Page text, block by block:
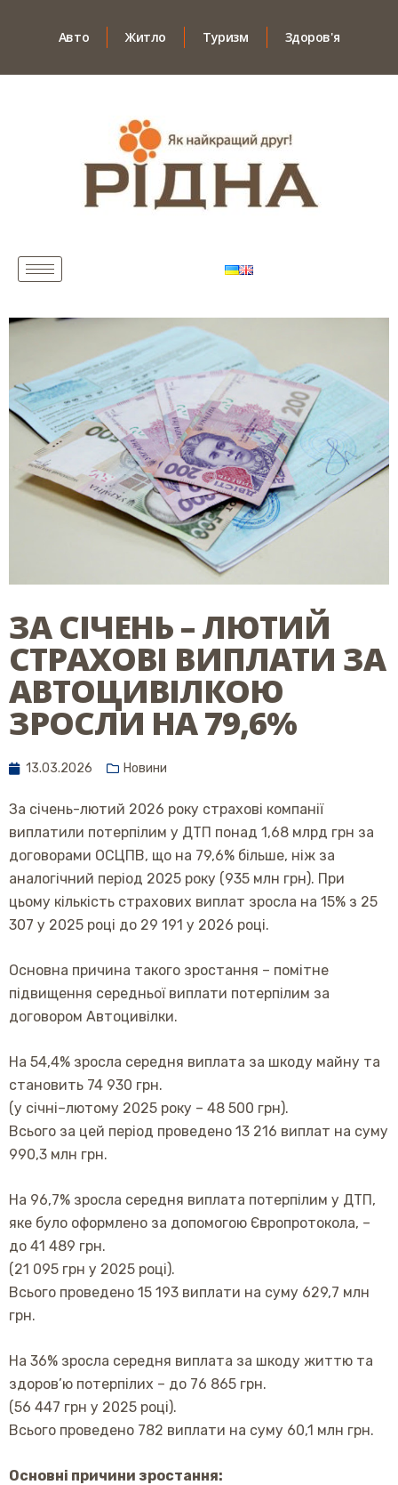
Авто Житло Туризм Здоров'я
ЗА СІЧЕНЬ – ЛЮТИЙ
СТРАХОВІ ВИПЛАТИ ЗА
АВТОЦИВІЛКОЮ
ЗРОСЛИ НА 79,6%
13.03.2026 Новини
За січень-лютий 2026 року страхові компанії
виплатили потерпілим у ДТП понад 1,68 млрд грн за
договорами ОСЦПВ, що на 79,6% більше, ніж за
аналогічний період 2025 року (935 млн грн). При
цьому кількість страхових виплат зросла на 15% з 25
307 у 2025 році до 29 191 у 2026 році.
Основна причина такого зростання – помітне
підвищення середньої виплати потерпілим за
договором Автоцивілки.
На 54,4% зросла середня виплата за шкоду майну та
становить 74 930 грн.
(у січні–лютому 2025 року – 48 500 грн).
Всього за цей період проведено 13 216 виплат на суму
990,3 млн грн.
На 96,7% зросла середня виплата потерпілим у ДТП,
яке було оформлено за допомогою Європротокола, –
до 41 489 грн.
(21 095 грн у 2025 році).
Всього проведено 15 193 виплати на суму 629,7 млн
грн.
На 36% зросла середня виплата за шкоду життю та
здоров’ю потерпілих – до 76 865 грн.
(56 447 грн у 2025 році).
Всього проведено 782 виплати на суму 60,1 млн грн.
Основні причини зростання: